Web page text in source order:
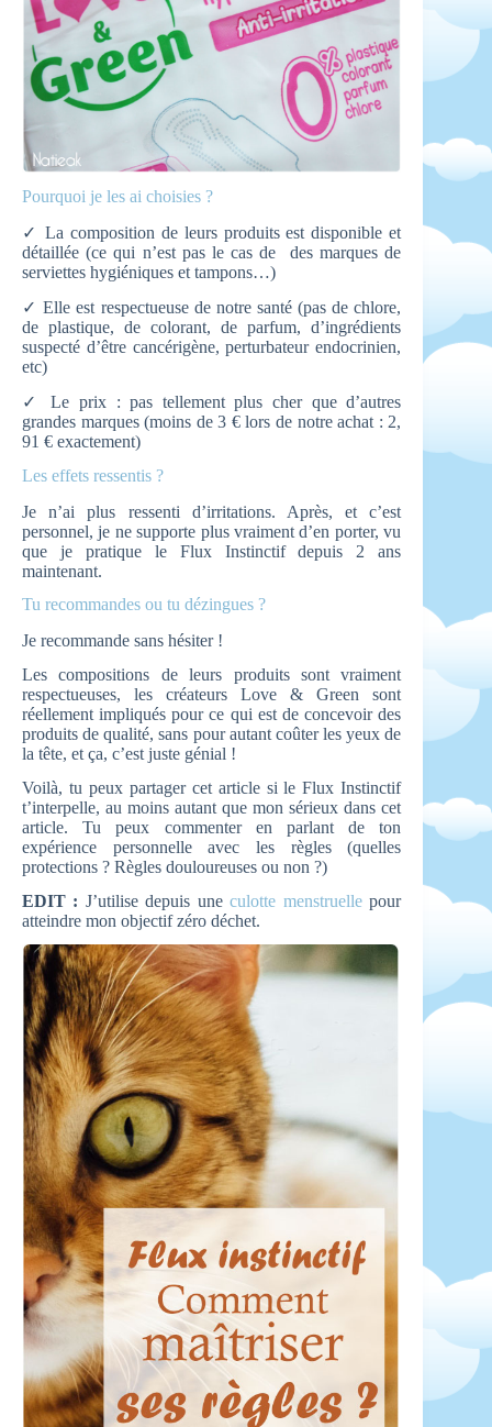
Pourquoi je les ai choisies ?
✓ La composition de leurs produits est disponible et
détaillée (ce qui n’est pas le cas de des marques de
serviettes hygiéniques et tampons…)
✓ Elle est respectueuse de notre santé (pas de chlore,
de plastique, de colorant, de parfum, d’ingrédients
suspecté d’être cancérigène, perturbateur endocrinien,
etc)
✓ Le prix : pas tellement plus cher que d’autres
grandes marques (moins de 3 € lors de notre achat : 2,
91 € exactement)
Les effets ressentis ?
Je n’ai plus ressenti d’irritations. Après, et c’est
personnel, je ne supporte plus vraiment d’en porter, vu
que je pratique le Flux Instinctif depuis 2 ans
maintenant.
Tu recommandes ou tu dézingues ?
Je recommande sans hésiter !
Les compositions de leurs produits sont vraiment
respectueuses, les créateurs Love & Green sont
réellement impliqués pour ce qui est de concevoir des
produits de qualité, sans pour autant coûter les yeux de
la tête, et ça, c’est juste génial !
Voilà, tu peux partager cet article si le Flux Instinctif
t’interpelle, au moins autant que mon sérieux dans cet
article. Tu peux commenter en parlant de ton
expérience personnelle avec les règles (quelles
protections ? Règles douloureuses ou non ?)
EDIT : J’utilise depuis uneculotte menstruellepour
atteindre mon objectif zéro déchet.